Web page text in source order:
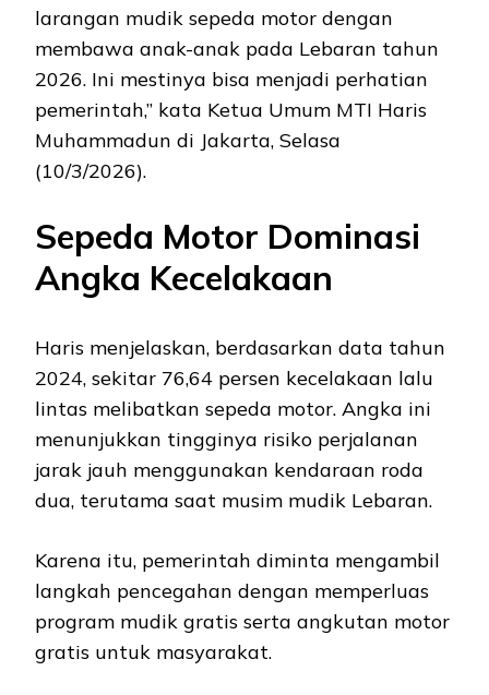
larangan mudik sepeda motor dengan
membawa anak-anak pada Lebaran tahun
2026. Ini mestinya bisa menjadi perhatian
pemerintah,” kata Ketua Umum MTI Haris
Muhammadun di Jakarta, Selasa
(10/3/2026).
Sepeda Motor Dominasi
Angka Kecelakaan
Haris menjelaskan, berdasarkan data tahun
2024, sekitar 76,64 persen kecelakaan lalu
lintas melibatkan sepeda motor. Angka ini
menunjukkan tingginya risiko perjalanan
jarak jauh menggunakan kendaraan roda
dua, terutama saat musim mudik Lebaran.
Karena itu, pemerintah diminta mengambil
langkah pencegahan dengan memperluas
program mudik gratis serta angkutan motor
gratis untuk masyarakat.